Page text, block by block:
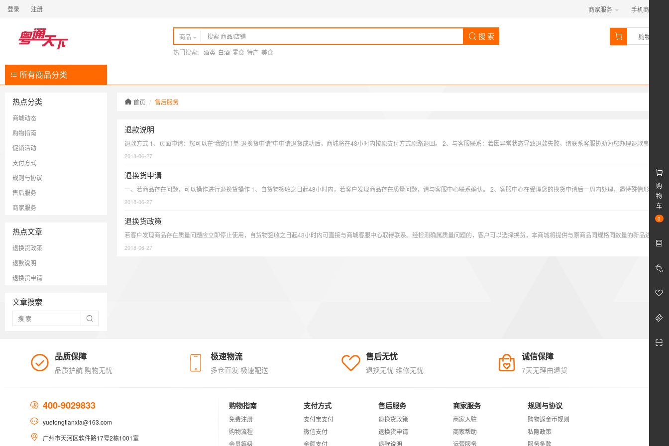
登录 注册 商家服务 手机商城
商品 搜 索
热门搜索: 酒类 白酒 零食 特产 美食
购物车
所有商品分类
购
物
车
0
热点分类
商城动态
购物指南
促销活动
支付方式
规则与协议
售后服务
商家服务
热点文章
退换货政策
退款说明
退换货申请
文章搜索
首页 售后服务
退款说明
2018-06-27
退换货申请
2018-06-27
退换货政策
2018-06-27
品质保障
品质护航 购物无忧
极速物流
多仓直发 极速配送
售后无忧
退换无忧 维修无忧
诚信保障
7天无理由退货
400-9029833
yuetongtianxia@163.com
广州市天河区软件路17号2栋1001室
购物指南
免费注册
购物流程
会员等级
支付方式
支付宝支付
微信支付
余额支付
售后服务
退换货政策
退换货申请
退款说明
商家服务
商家入驻
商家帮助
运营服务
规则与协议
购物返金币规则
私隐政策
服务条款